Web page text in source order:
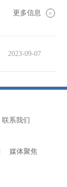
更多信息 >
[已截止]
2023-09-07
联系我们
媒体聚焦